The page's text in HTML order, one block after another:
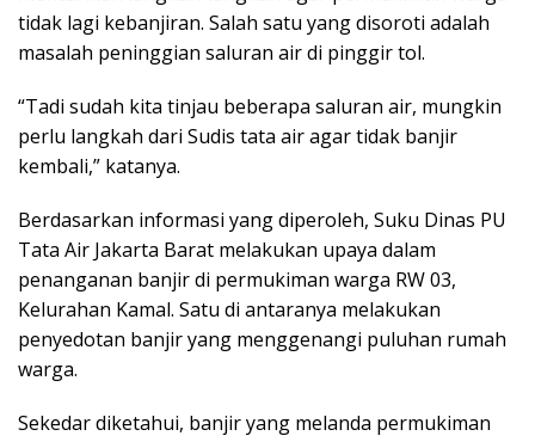
tidak lagi kebanjiran. Salah satu yang disoroti adalah
masalah peninggian saluran air di pinggir tol.
“Tadi sudah kita tinjau beberapa saluran air, mungkin
perlu langkah dari Sudis tata air agar tidak banjir
kembali,” katanya.
Berdasarkan informasi yang diperoleh, Suku Dinas PU
Tata Air Jakarta Barat melakukan upaya dalam
penanganan banjir di permukiman warga RW 03,
Kelurahan Kamal. Satu di antaranya melakukan
penyedotan banjir yang menggenangi puluhan rumah
warga.
Sekedar diketahui, banjir yang melanda permukiman